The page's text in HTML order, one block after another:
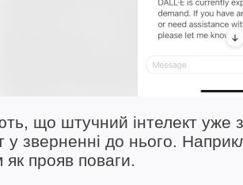
що штучний інтелект уже
у зверненні до нього.
прояв поваги.